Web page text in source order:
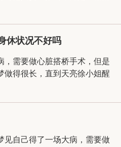
休状况不好吗
，需要做心脏搭桥手术，但是
做得很长，直到天亮徐小姐醒
见自己得了一场大病，需要做